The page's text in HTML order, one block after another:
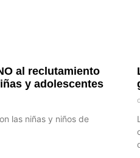
al reclutamiento
y adolescentes
las niñas y niños de